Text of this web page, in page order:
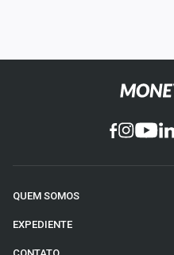
QUEM SOMOS
EXPEDIENTE